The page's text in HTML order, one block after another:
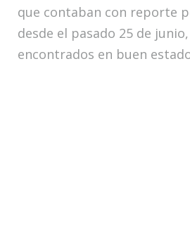
que contaban con reporte
desde el pasado 25 de
encontrados en buen